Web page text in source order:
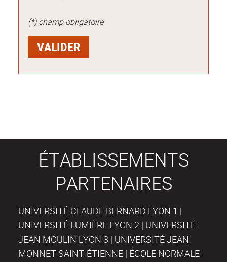
(*) champ obligatoire
ÉTABLISSEMENTS
PARTENAIRES
UNIVERSITÉ CLAUDE BERNARD LYON 1 |
UNIVERSITÉ LUMIÈRE LYON 2 | UNIVERSITÉ
JEAN MOULIN LYON 3 | UNIVERSITÉ JEAN
MONNET SAINT-ÉTIENNE | ÉCOLE NORMALE